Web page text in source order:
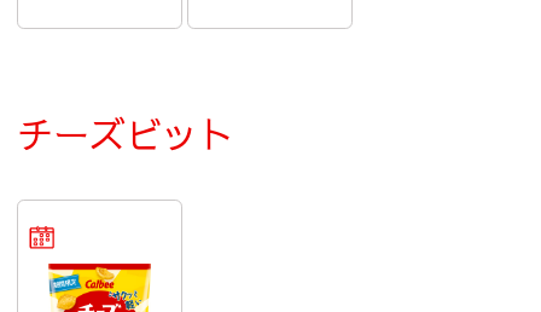
チーズビット